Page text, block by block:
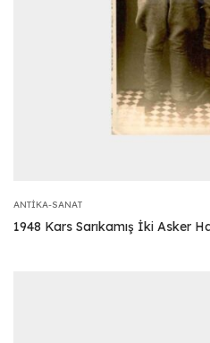
ANTIKA-SANAT
1948 Kars Sarıkamış İki Asker